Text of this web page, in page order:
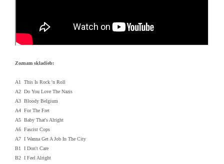
Zoznam skladieb:
A1 This Is Rock 'n Roll
A2 Do You Love The Nazis
A3 Bloody Belgium
A4 For The Fret
A5 Baby That's Alright
A6 Fascist Cops
A7 I Wanna Get A Job In The City
B1 I Don't Care
B2 I Feel Alright